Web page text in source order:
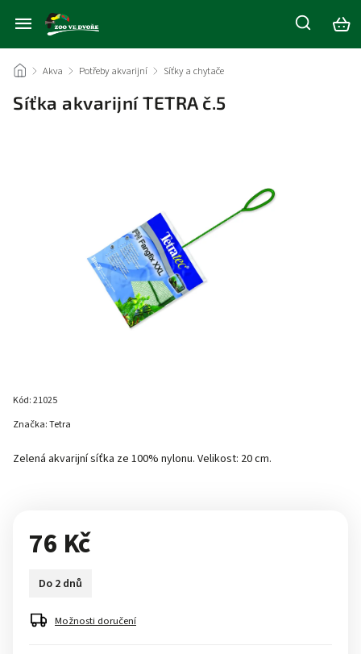
/ Akva / Potřeby akvarijní / Síťky a chytače
Síťka akvarijní TETRA č.5
Kód:21025
Zelená akvarijní síťka ze 100% nylonu. Velikost: 20 cm.
Značka:Tetra
76 Kč
Do 2 dnů
Možnosti doručení